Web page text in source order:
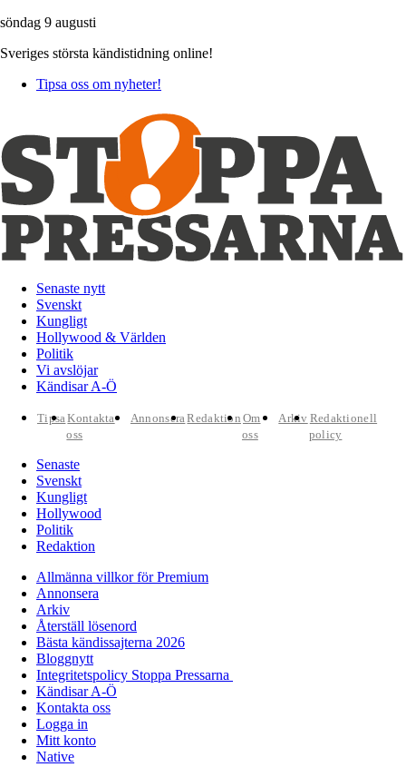
söndag 9 augusti
Sveriges största kändistidning online!
Tipsa oss om nyheter!
Senaste nytt
Svenskt
Kungligt
Hollywood & Världen
Politik
Vi avslöjar
Kändisar A-Ö
TipsaKontakta
oss
AnnonseraRedaktion Om
oss
Arkiv Redaktionell
policy
Senaste
Svenskt
Kungligt
Hollywood
Politik
Redaktion
Allmänna villkor för Premium
Annonsera
Arkiv
Återställ lösenord
Bästa kändissajterna 2026
Bloggnytt
Integritetspolicy Stoppa Pressarna
Kändisar A-Ö
Kontakta oss
Logga in
Mitt konto
Native